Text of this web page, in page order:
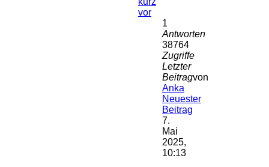
vor
1
Antworten
38764
Zugriffe
Letzter
Beitragvon
Anka
Neuester
Beitrag
7.
Mai
2025,
10:13